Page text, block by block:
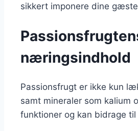
sikkert imponere dine
næringsindhold
Passionsfrugt er ikke kun
samt mineraler som kalium
funktioner og kan bidrage